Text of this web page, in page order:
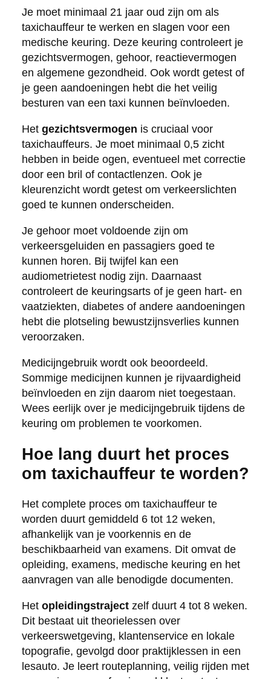
Je moet minimaal 21 jaar oud zijn om als
taxichauffeur te werken en slagen voor een
medische keuring. Deze keuring controleert je
gezichtsvermogen, gehoor, reactievermogen
en algemene gezondheid. Ook wordt getest of
je geen aandoeningen hebt die het veilig
besturen van een taxi kunnen beïnvloeden.
Het gezichtsvermogen is cruciaal voor
taxichauffeurs. Je moet minimaal 0,5 zicht
hebben in beide ogen, eventueel met correctie
door een bril of contactlenzen. Ook je
kleurenzicht wordt getest om verkeerslichten
goed te kunnen onderscheiden.
Je gehoor moet voldoende zijn om
verkeersgeluiden en passagiers goed te
kunnen horen. Bij twijfel kan een
audiometrietest nodig zijn. Daarnaast
controleert de keuringsarts of je geen hart- en
vaatziekten, diabetes of andere aandoeningen
hebt die plotseling bewustzijnsverlies kunnen
veroorzaken.
Medicijngebruik wordt ook beoordeeld.
Sommige medicijnen kunnen je rijvaardigheid
beïnvloeden en zijn daarom niet toegestaan.
Wees eerlijk over je medicijngebruik tijdens de
keuring om problemen te voorkomen.
Hoe lang duurt het proces
om taxichauffeur te worden?
Het complete proces om taxichauffeur te
worden duurt gemiddeld 6 tot 12 weken,
afhankelijk van je voorkennis en de
beschikbaarheid van examens. Dit omvat de
opleiding, examens, medische keuring en het
aanvragen van alle benodigde documenten.
Het opleidingstrajectzelf duurt 4 tot 8 weken.
Dit bestaat uit theorielessen over
verkeerswetgeving, klantenservice en lokale
topografie, gevolgd door praktijklessen in een
lesauto. Je leert routeplanning, veilig rijden met